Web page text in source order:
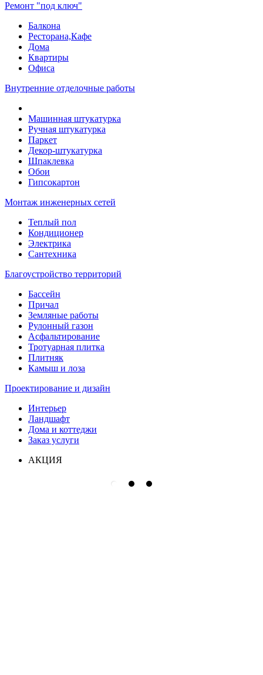
Ремонт "под ключ"
Балкона
Ресторана,Кафе
Дома
Квартиры
Офиса
Внутренние отделочные работы
Машинная штукатурка
Ручная штукатурка
Паркет
Декор-штукатурка
Шпаклевка
Обои
Гипсокартон
Монтаж инженерных сетей
Теплый пол
Кондиционер
Электрика
Сантехника
Благоустройство территорий
Бассейн
Причал
Земляные работы
Рулонный газон
Асфальтирование
Тротуарная плитка
Плитняк
Камыш и лоза
Проектирование и дизайн
Интерьер
Ландшафт
Дома и коттеджи
Заказ услуги
АКЦИЯ